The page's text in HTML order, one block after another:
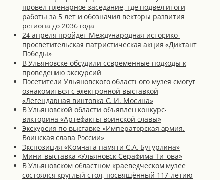
провел пленарное заседание, где подвел итоги
работы за 5 лет и обозначил векторы развития
региона до 2036 года
24 апреля пройдет Международная историко-
просветительская патриотическая акция «Диктант
Победы»
В Ульяновске обсудили современные подходы к
проведению экскурсий
Посетители Ульяновского областного музея смогут
ознакомиться с электронной выставкой
«Легендарная винтовка С. И. Мосина»
В Ульяновской области объявлен конкурс-
викторина «Артефакты воинской славы»
Экскурсия по выставке «Императорская армия.
Воинская слава России»
Экспозиция «Комната памяти С.А. Бутурлина»
Мини-выставка «Ульяновск Серафима Титова»
В Ульяновском областном краеведческом музее
состоялся круглый стол, посвящённый 117-летию